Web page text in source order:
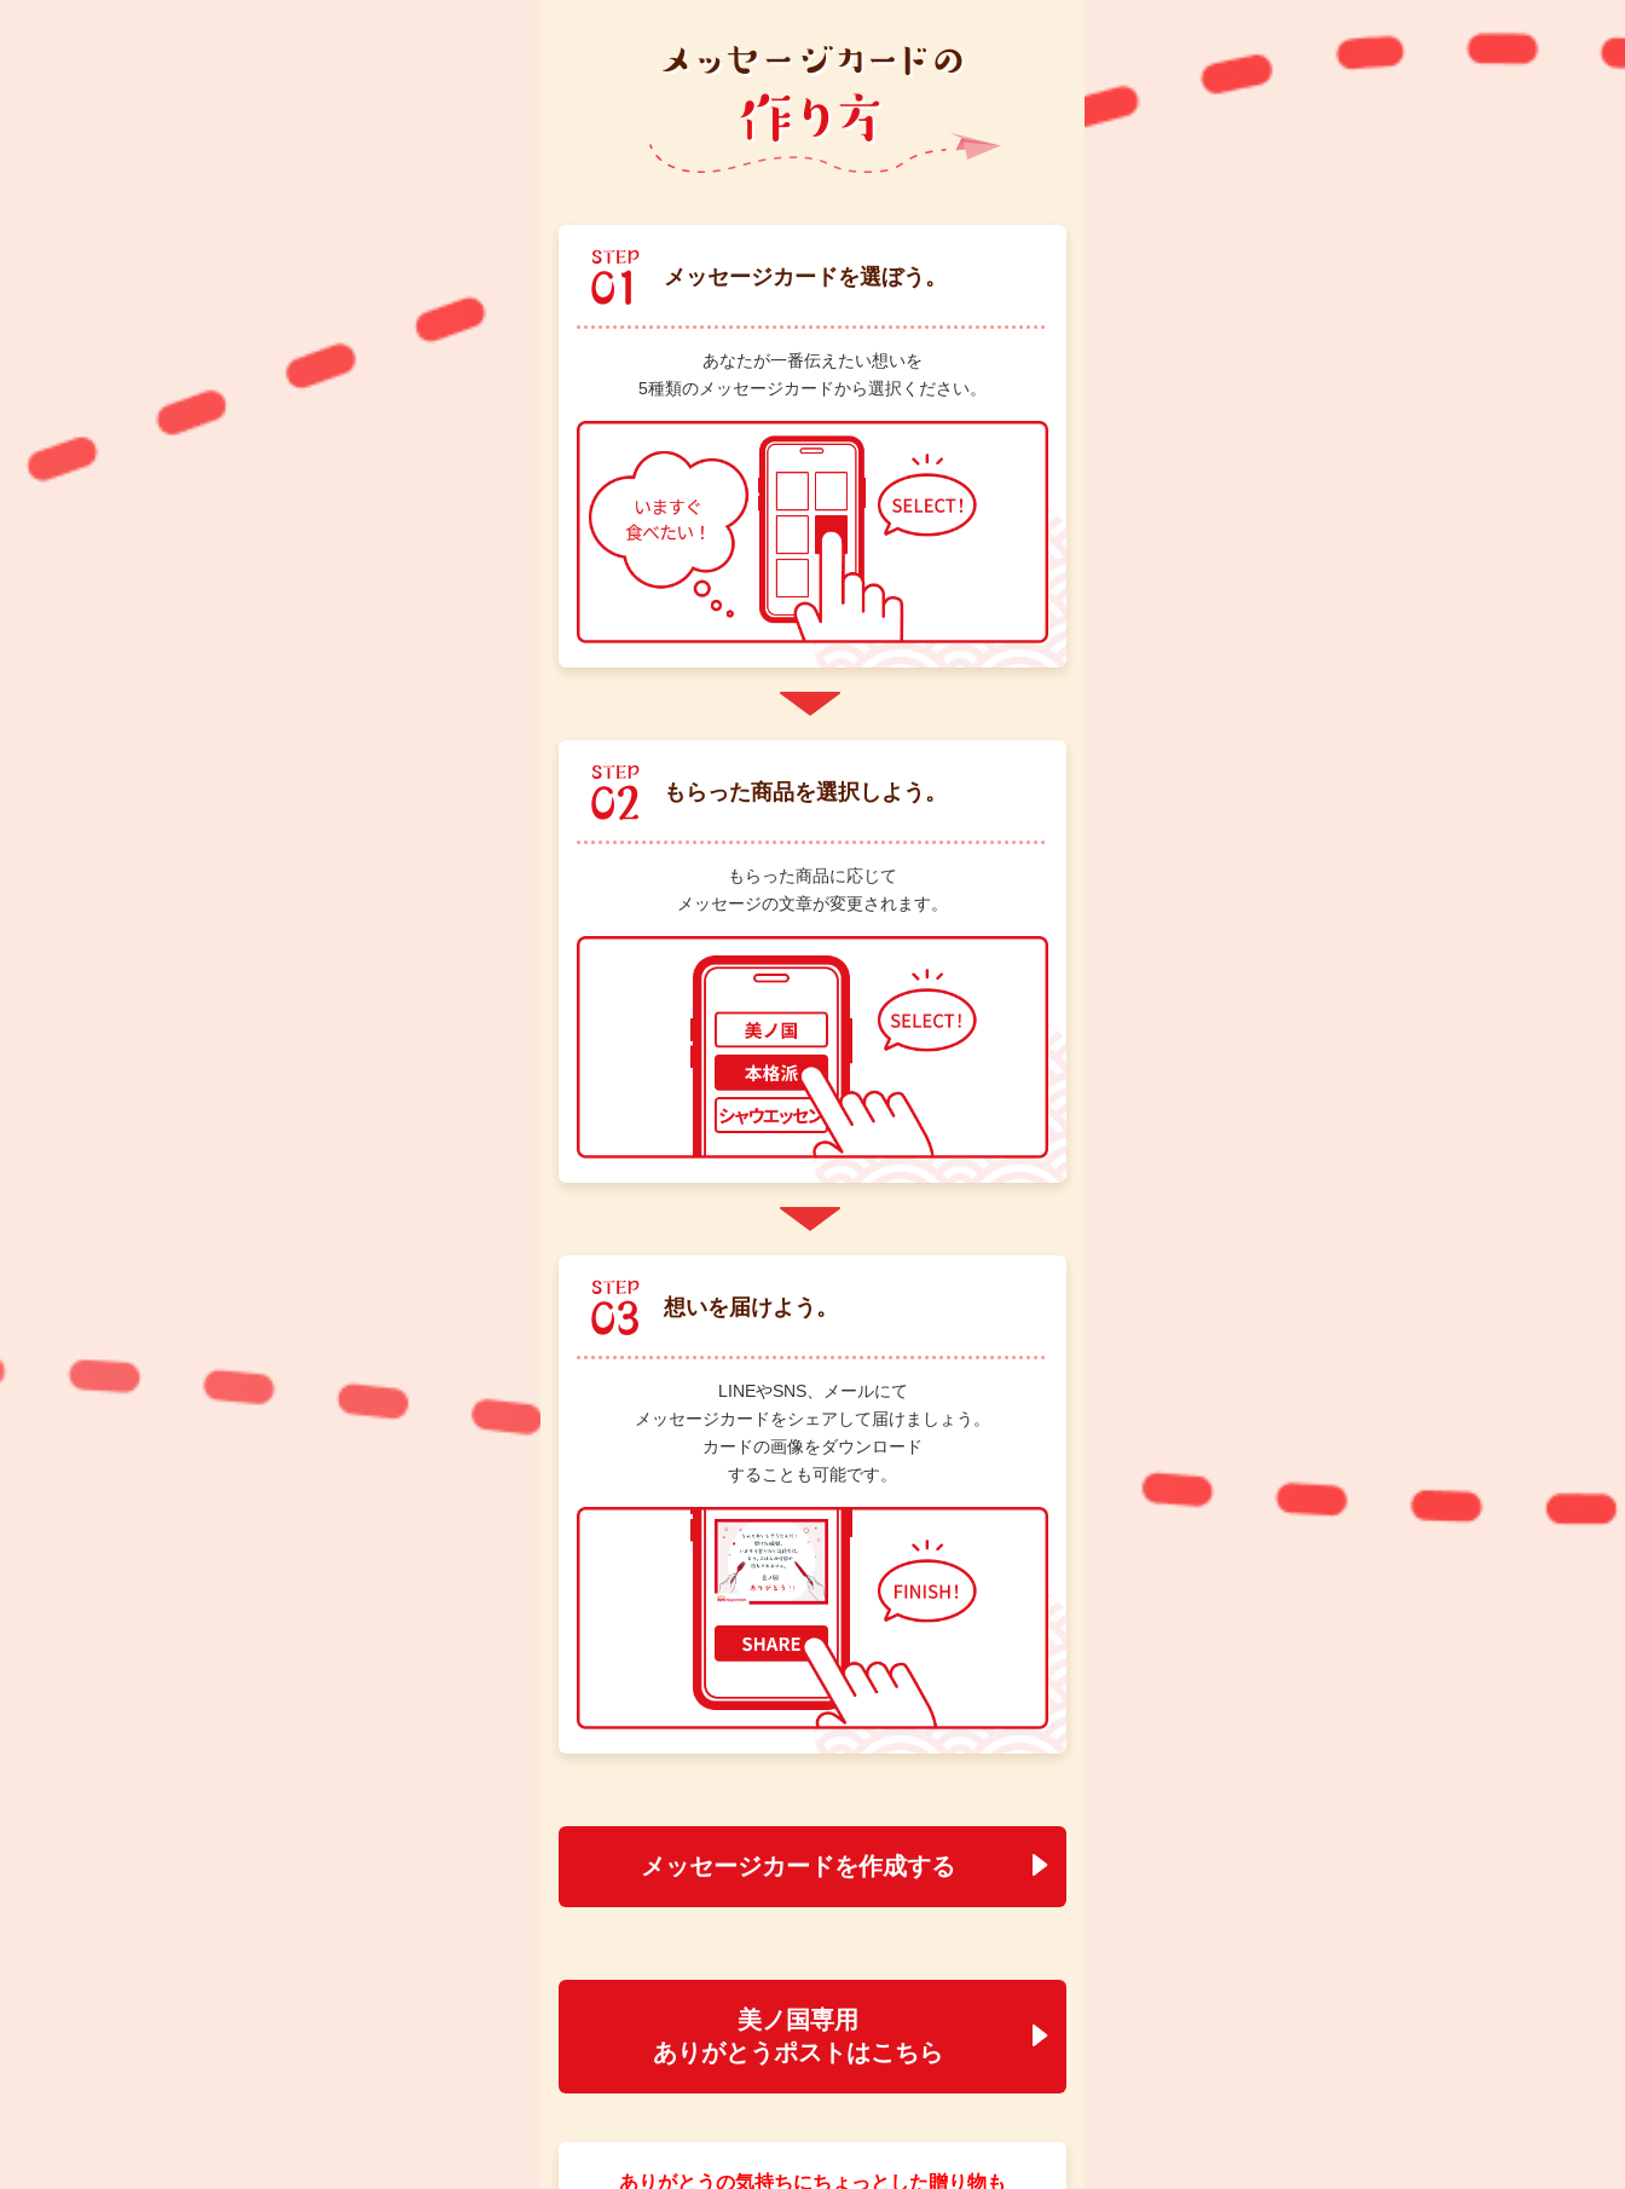
メッセージカードを選ぼう。
あなたが一番伝えたい想いを
5種類のメッセージカードから選択ください。
もらった商品を選択しよう。
もらった商品に応じて
メッセージの文章が変更されます。
想いを届けよう。
LINEやSNS、メールにて
メッセージカードをシェアして届けましょう。
カードの画像をダウンロード
することも可能です。
メッセージカードを作成する
美ノ国専用
ありがとうポストはこちら
ありがとうの気持ちにちょっとした贈り物も